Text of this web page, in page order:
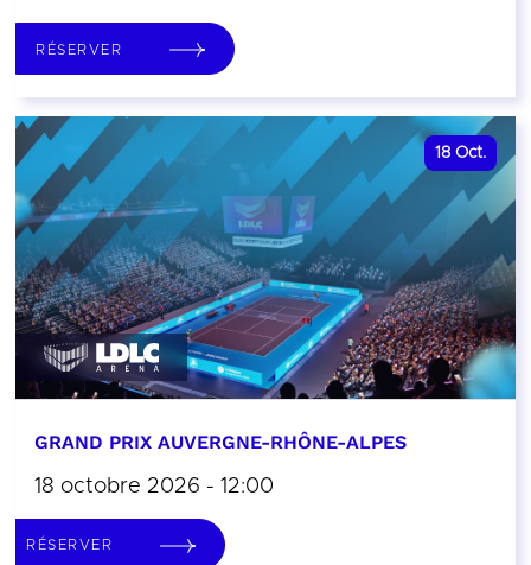
RÉSERVER
18 Oct.
GRAND PRIX AUVERGNE-RHÔNE-ALPES
18 octobre 2026 - 12:00
RÉSERVER